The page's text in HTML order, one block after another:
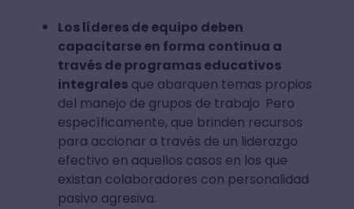
Los líderes de equipo deben
capacitarse en forma continua a
través de programas educativos
integralesque abarquen temas propios
del manejo de grupos de trabajo. Pero
específicamente, que brinden recursos
para accionar a través de un liderazgo
efectivo en aquellos casos en los que
existan colaboradores con personalidad
pasivo agresiva.